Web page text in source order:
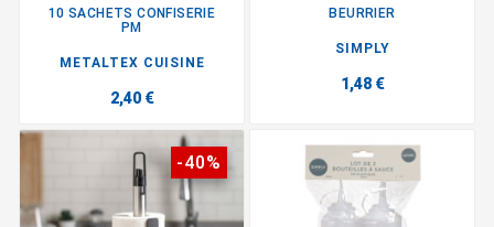
10 SACHETS CONFISERIE
PM
METALTEX CUISINE
2,40 €
BEURRIER
SIMPLY
1,48 €
-40%